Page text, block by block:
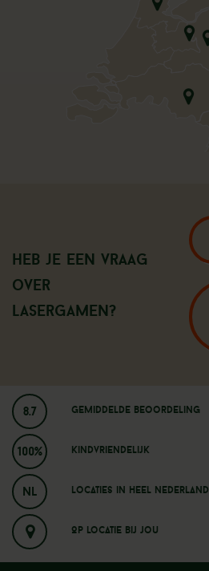
Heb je een vraag
over
Lasergamen?
8.7 Gemiddelde beoordeling
100% Kindvriendelijk
NL Locaties in heel nederland
Op locatie bij jou